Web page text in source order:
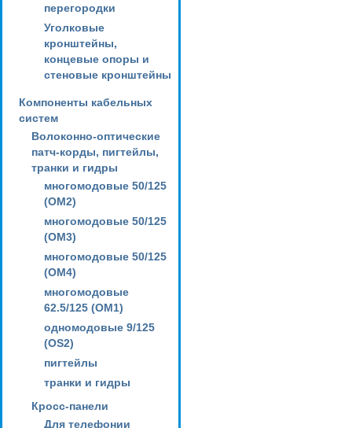
перегородки
Уголковые
кронштейны,
концевые опоры и
стеновые кронштейны
Компоненты кабельных
систем
Волоконно-оптические
патч-корды, пигтейлы,
транки и гидры
многомодовые 50/125
(OM2)
многомодовые 50/125
(OM3)
многомодовые 50/125
(OM4)
многомодовые
62.5/125 (OM1)
одномодовые 9/125
(OS2)
пигтейлы
транки и гидры
Кросс-панели
Для телефонии